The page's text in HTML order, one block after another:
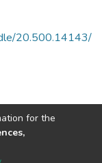
20.500.14143/
for the